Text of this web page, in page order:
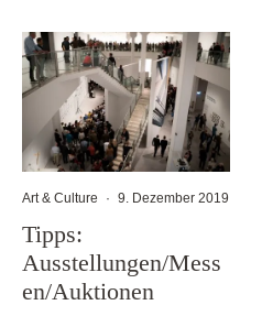
Art & Culture · 9. Dezember 2019
Tipps:
Ausstellungen/Mess
en/Auktionen